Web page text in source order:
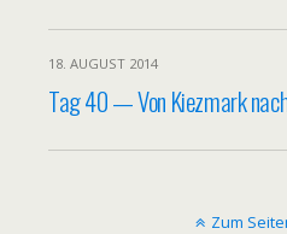
18. AUGUST 2014
Tag 40 — Von Kiezmark
Zum